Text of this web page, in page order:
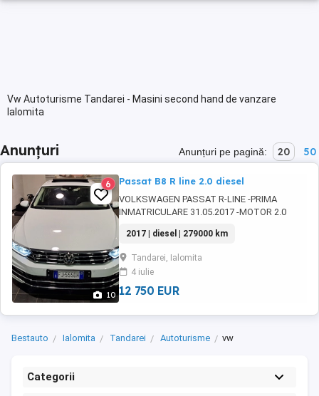
Vw Autoturisme Tandarei - Masini second hand de vanzare
Ialomita
Anunțuri Anunțuri pe pagină: 20 50
10
6 Passat B8 R line 2.0 diesel
VOLKSWAGEN PASSAT R-LINE -PRIMA
INMATRICULARE 31.05.2017 -MOTOR 2.0
CUTIE AUTOMATA DSG -MODEL DEOSEBIT
PACHET DE FABRICA R LINE -ELEMENTE DE
CAROSERIE BLACK -INTERIOR CU SCAUNE
SPORT -TAPISERIE IN PIELE PERFORATA -
INCALZIRE SCAUNE VENTILATIE -MEMORIE ...
2017 | diesel | 279000 km
Tandarei, Ialomita
4 iulie
12 750 EUR
Bestauto Ialomita Tandarei Autoturisme vw
Categorii